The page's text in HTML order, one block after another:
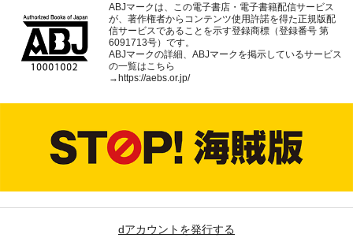
ABJマークは、この電子書店・電子書籍配信サービス
が、著作権者からコンテンツ使用許諾を得た正規版配
信サービスであることを示す登録商標（登録番号 第
6091713号）です。
ABJマークの詳細、ABJマークを掲示しているサービス
の一覧はこちら
→https://aebs.or.jp/
dアカウントを発行する